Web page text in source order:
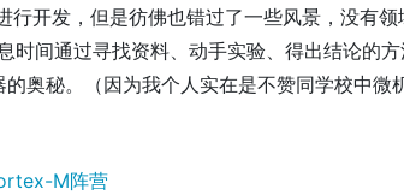
开发，但是彷佛也错过了一些风景，没有领
时间通过寻找资料、动手实验、得出结论的
奥秘。（因为我个人实在是不赞同学校中微
M阵营